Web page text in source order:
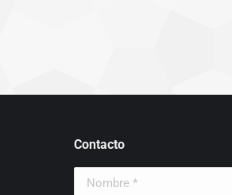
Contacto
Nombre *